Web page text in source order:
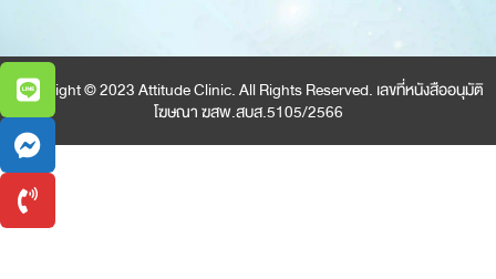
Copyright © 2023 Attitude Clinic. All Rights Reserved. เลขที่หนังสืออนุมัติ
โฆษณา ฆสพ.สบส.5105/2566